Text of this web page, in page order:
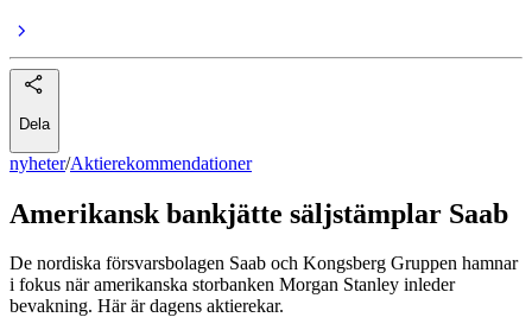
Dela
nyheter/Aktierekommendationer
Amerikansk bankjätte säljstämplar Saab
De nordiska försvarsbolagen Saab och Kongsberg Gruppen hamnar
i fokus när amerikanska storbanken Morgan Stanley inleder
bevakning. Här är dagens aktierekar.